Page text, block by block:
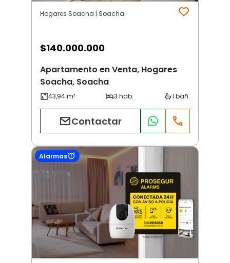
Hogares Soacha | Soacha
$140.000.000
Apartamento en Venta, Hogares
Soacha, Soacha
Contactar
Alarmas